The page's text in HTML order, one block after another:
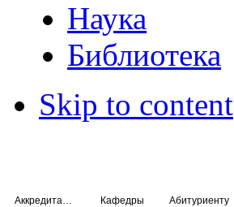
Наука
Библиотека
Skip to content
Кафедры Абитуриенту